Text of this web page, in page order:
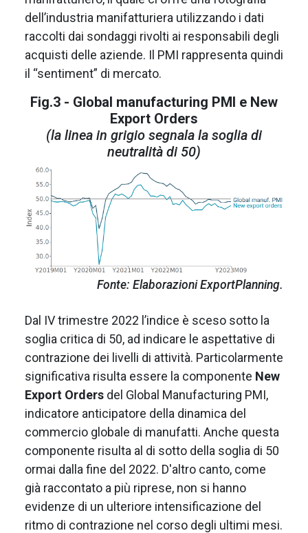
dell’industria manifatturiera utilizzando i dati
raccolti dai sondaggi rivolti ai responsabili degli
acquisti delle aziende. Il PMI rappresenta quindi
il “sentiment” di mercato.
Fig.3 - Global manufacturing PMI e New
Export Orders
(la linea in grigio segnala la soglia di
neutralità di 50)
Fonte: Elaborazioni ExportPlanning.
Dal IV trimestre 2022 l’indice è sceso sotto la
soglia critica di 50, ad indicare le aspettative di
contrazione dei livelli di attività. Particolarmente
significativa risulta essere la componente New
Export Orders del Global Manufacturing PMI,
indicatore anticipatore della dinamica del
commercio globale di manufatti. Anche questa
componente risulta al di sotto della soglia di 50
ormai dalla fine del 2022. D'altro canto, come
già raccontato a più riprese, non si hanno
evidenze di un ulteriore intensificazione del
ritmo di contrazione nel corso degli ultimi mesi.